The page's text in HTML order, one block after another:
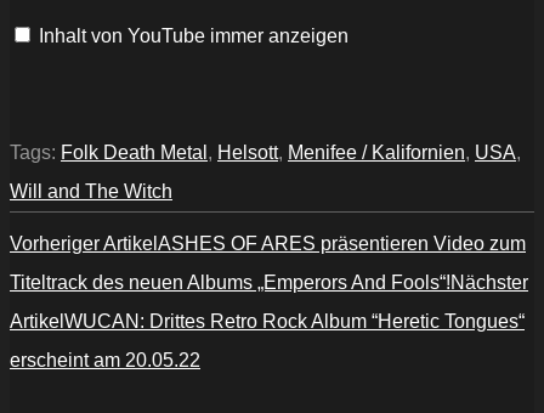
feat.
Owens“
von
YouTube
anzeigen
Inhalt von YouTube immer anzeigen
Tags: Folk Death Metal , Helsott, Menifee / Kalifornien, USA,
Will and The Witch
Vorheriger Artikel ASHES OF ARES präsentieren Video zum
Titeltrack des neuen Albums „Emperors And Fools“!Nächster
Artikel WUCAN: Drittes Retro Rock Album “Heretic Tongues“
erscheint am 20.05.22